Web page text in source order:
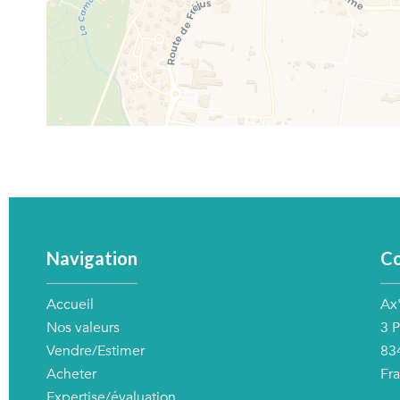
Navigation
Accueil
Nos valeurs
Vendre/Estimer
Acheter
3